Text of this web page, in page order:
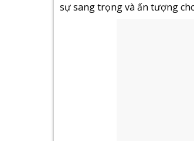
sự sang trọng và ấn tượng